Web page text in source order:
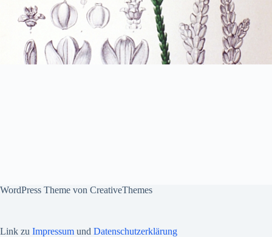
WordPress Theme von CreativeThemes
Link zu Impressum und Datenschutzerklärung